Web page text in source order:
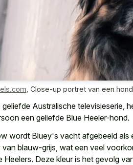
Close-up portret van een hond
geliefde Australische televisieserie,
een geliefde Blue Heeler-hond.
wordt Bluey's vacht afgebeeld als
blauw-grijs, wat een veel
Heelers. Deze kleur is het gevolg